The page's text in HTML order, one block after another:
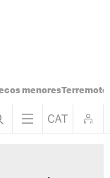
menoresTerremoto